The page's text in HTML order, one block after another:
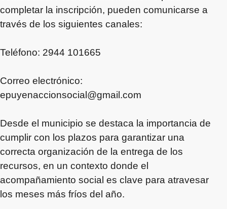
completar la inscripción, pueden comunicarse a
través de los siguientes canales:
Teléfono: 2944 101665
Correo electrónico:
epuyenaccionsocial@gmail.com
Desde el municipio se destaca la importancia de
cumplir con los plazos para garantizar una
correcta organización de la entrega de los
recursos, en un contexto donde el
acompañamiento social es clave para atravesar
los meses más fríos del año.